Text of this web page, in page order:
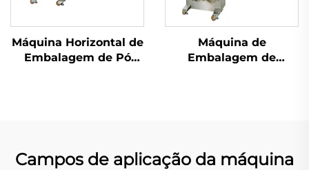
Máquina Horizontal de
Embalagem de Pó
Máquina de
Embalagem de
Campos de aplicação da máquina